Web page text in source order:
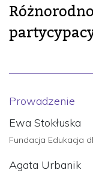
Prowadzenie
Ewa Stokłuska
Fundacja Edukacja
Agata Urbanik